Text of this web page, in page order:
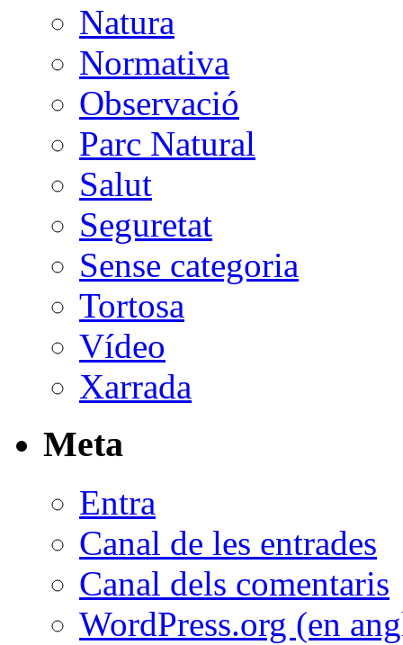
Natura
Normativa
Observació
Parc Natural
Salut
Seguretat
Sense categoria
Tortosa
Vídeo
Xarrada
Meta
Entra
Canal de les entrades
Canal dels comentaris
WordPress.org (en